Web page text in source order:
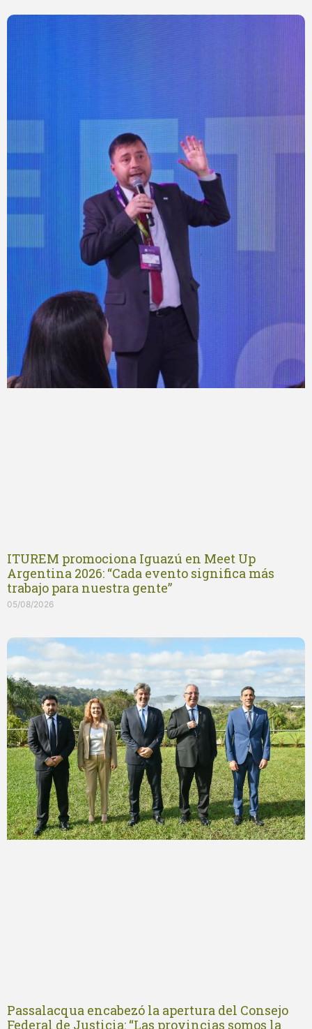
ITUREM promociona Iguazú en Meet Up
Argentina 2026: “Cada evento significa más
trabajo para nuestra gente”
05/08/2026
Passalacqua encabezó la apertura del Consejo
Federal de Justicia: “Las provincias somos la